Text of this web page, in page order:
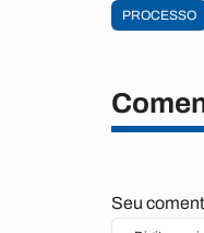
PROCESSO
Seu